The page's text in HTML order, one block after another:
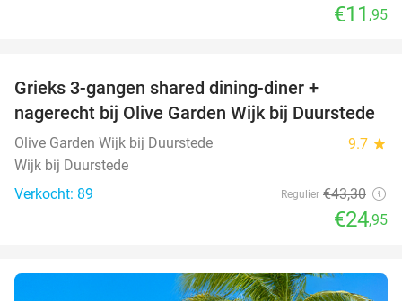
€11 ,95
Grieks 3-gangen shared dining-diner +
nagerecht bij Olive Garden Wijk bij Duurstede
Olive Garden Wijk bij Duurstede 9.7 star
Wijk bij Duurstede
Verkocht: 89
Regulier €43,30
€24,95